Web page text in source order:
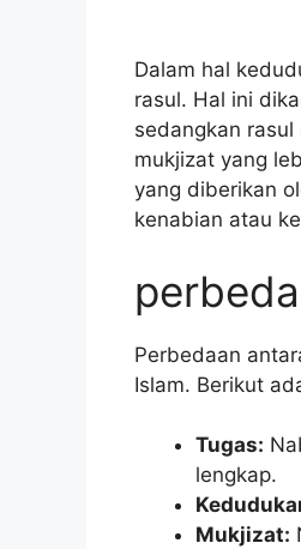
Dalam hal
rasul. Hal ini
sedangkan
mukjizat yang
yang diberikan
kenabian atau
Perbedaan
Islam. Berikut
Tugas:
lengkap.
Mukjizat: